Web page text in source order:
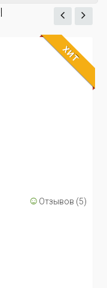
ХИТ
☺ Отзывов (5)